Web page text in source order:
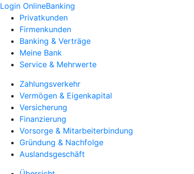
Login OnlineBanking
Privatkunden
Firmenkunden
Banking & Verträge
Meine Bank
Service & Mehrwerte
Zahlungsverkehr
Vermögen & Eigenkapital
Versicherung
Finanzierung
Vorsorge & Mitarbeiterbindung
Gründung & Nachfolge
Auslandsgeschäft